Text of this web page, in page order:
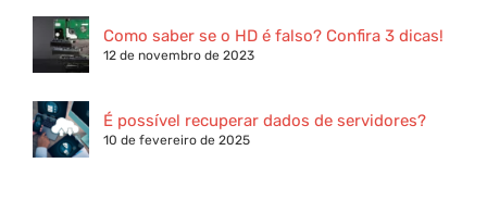
Como saber se o HD é falso? Confira 3 dicas!
12 de novembro de 2023
É possível recuperar dados de servidores?
10 de fevereiro de 2025